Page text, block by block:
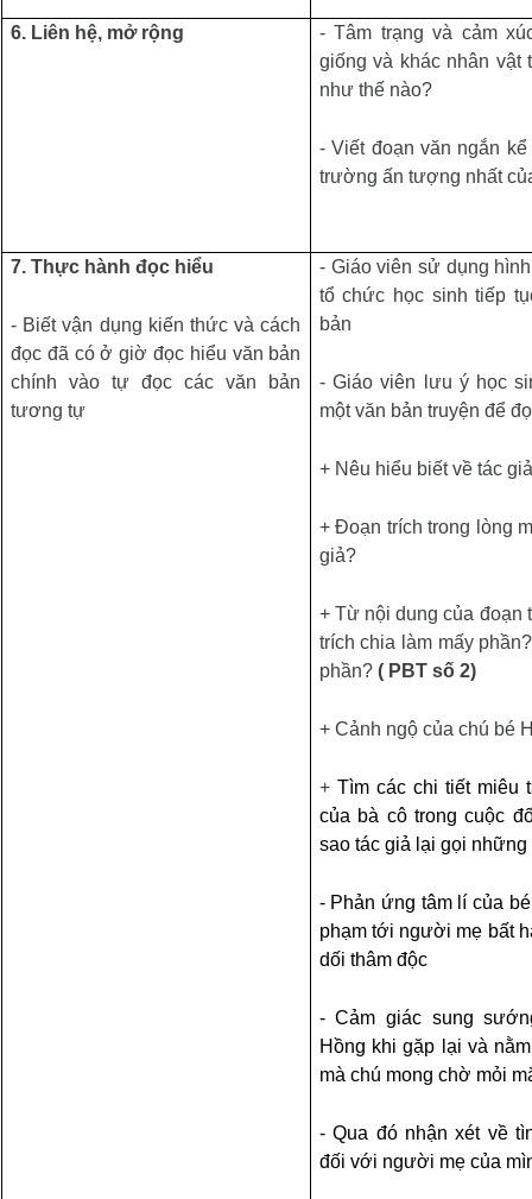
6. Liên hệ, mở rộng -Tâm trạng và cảm
giống và khác nhân vật
như thế nào?
- Viết đoạn văn ngắn
trường ấn tượng nhất
7. Thực hành đọc hiểu
- Biết vận dụng kiến thức và cách
đọc đã có ở giờ đọc hiểu văn bản
chính vào tự đọc các văn bản
tương tự
- Giáo viên sử dụng
tổ chức học sinh tiếp
bản
- Giáo viên lưu ý học
một văn bản truyện để
+ Nêu hiểu biết về tác
+Đoạn trích trong lòng
giả?
+ Từ nội dung của đoạn
trích chia làm mấy
phần? ( PBT số 2)
+ Cảnh ngộ của chú bé
+ Tìm các chi tiết miêu
của bà cô trong cuộc
sao tác giả lại gọi
- Phản ứng tâm lí của
phạm tới người mẹ bất
dối thâm độc
- Cảm giác sung
Hồng khi gặp lại và
mà chú mong chờ mỏi
- Qua đó nhận xét về
đối với người mẹ của